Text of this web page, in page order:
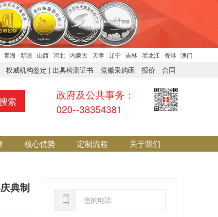
青海 新疆 山西 河北 内蒙古 天津 辽宁 吉林 黑龙江 香港 澳门
党徽采购函 报价 合同
权威机构鉴定 | 出具检测证书
索
政府及公共事务：
020--38354381
核心优势 定制流程 关于我们
典制